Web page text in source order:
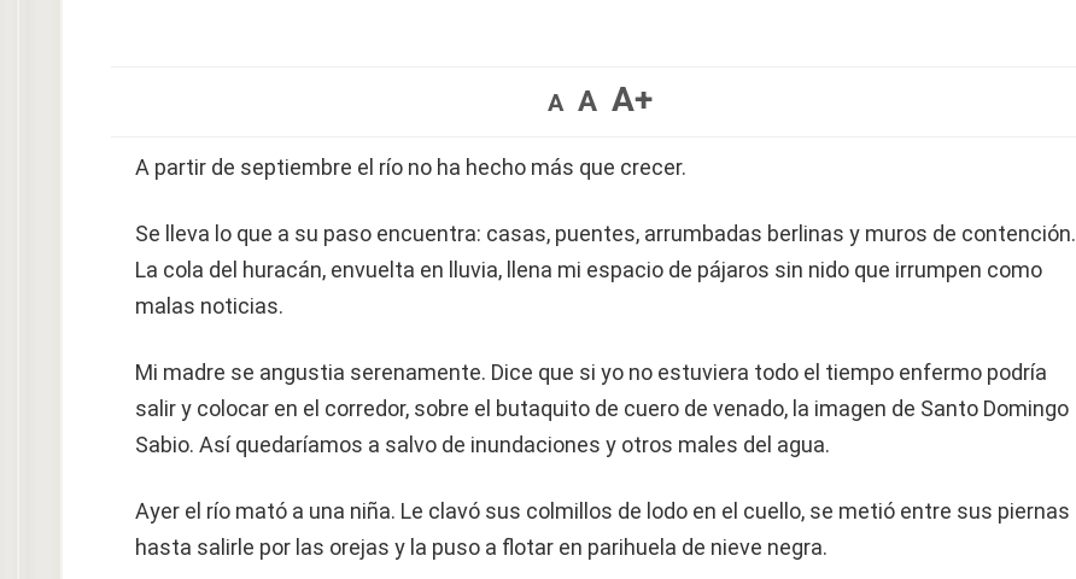
A A A+
A partir de septiembre el río no ha hecho más que crecer.
Se lleva lo que a su paso encuentra: casas, puentes, arrumbadas berlinas y muros de contención.
La cola del huracán, envuelta en lluvia, llena mi espacio de pájaros sin nido que irrumpen como
malas noticias.
Mi madre se angustia serenamente. Dice que si yo no estuviera todo el tiempo enfermo podría
salir y colocar en el corredor, sobre el butaquito de cuero de venado, la imagen de Santo Domingo
Sabio. Así quedaríamos a salvo de inundaciones y otros males del agua.
Ayer el río mató a una niña. Le clavó sus colmillos de lodo en el cuello, se metió entre sus piernas
hasta salirle por las orejas y la puso a flotar en parihuela de nieve negra.